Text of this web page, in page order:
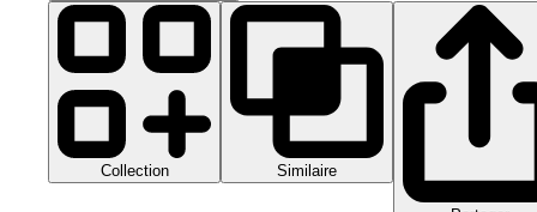
Collection Similaire